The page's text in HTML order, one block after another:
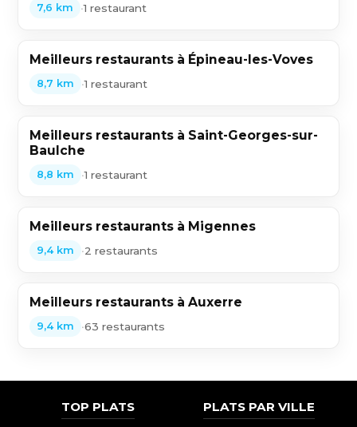
7,6 km •1 restaurant
Meilleurs restaurants à Épineau-les-Voves
8,7 km •1 restaurant
Meilleurs restaurants à Saint-Georges-sur-
Baulche
8,8 km •1 restaurant
Meilleurs restaurants à Migennes
9,4 km •2 restaurants
Meilleurs restaurants à Auxerre
9,4 km •63 restaurants
TOP PLATS PLATS PAR VILLE